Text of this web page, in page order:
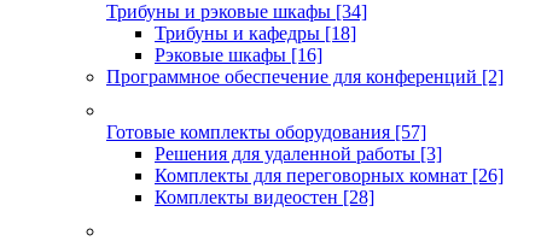
Трибуны и рэковые шкафы [34]
Трибуны и кафедры [18]
Рэковые шкафы [16]
Программное обеспечение для конференций [2]
Готовые комплекты оборудования [57]
Решения для удаленной работы [3]
Комплекты для переговорных комнат [26]
Комплекты видеостен [28]